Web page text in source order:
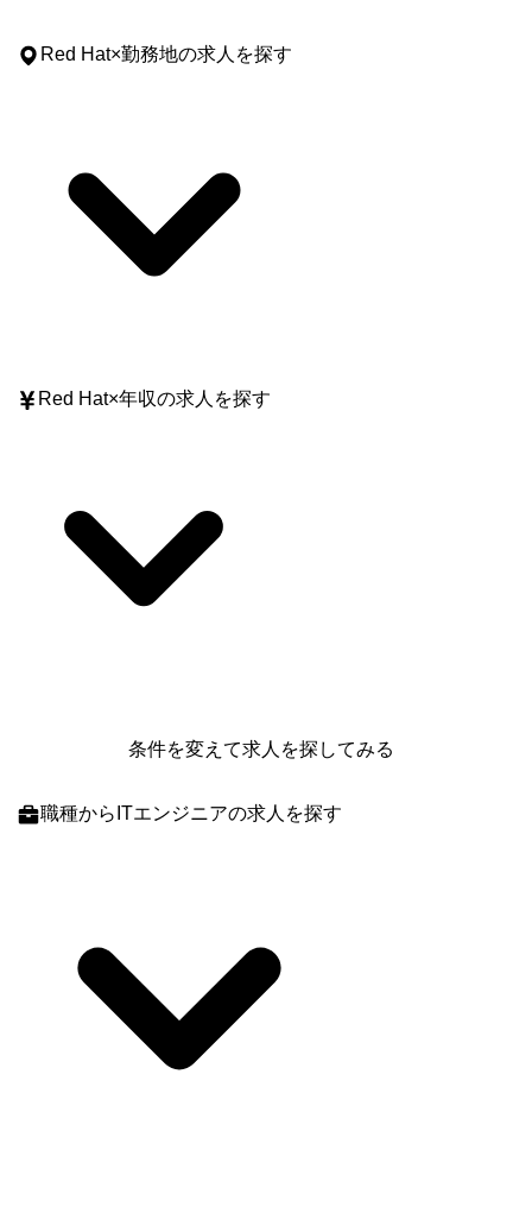
Red Hat×勤務地の求人を探す
Red Hat×年収の求人を探す
条件を変えて求人を探してみる
職種からITエンジニアの求人を探す